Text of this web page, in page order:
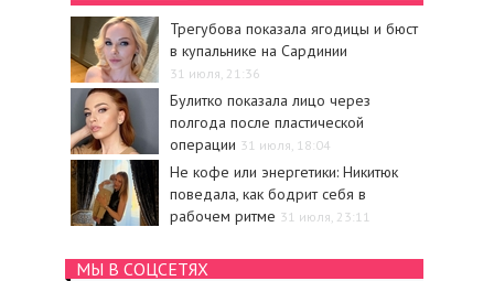
Трегубова показала ягодицы и бюст
в купальнике на Сардинии
31 июля, 21:36
Булитко показала лицо через
полгода после пластической
операции 31 июля, 18:04
Не кофе или энергетики: Никитюк
поведала, как бодрит себя в
рабочем ритме 31 июля, 23:11
МЫ В СОЦСЕТЯХ